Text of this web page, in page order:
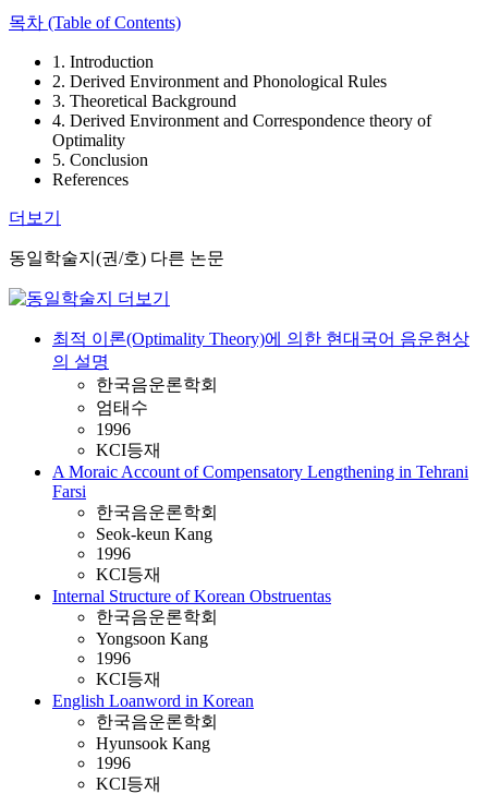
목차 (Table of Contents)
1. Introduction
2. Derived Environment and Phonological Rules
3. Theoretical Background
4. Derived Environment and Correspondence theory of
Optimality
5. Conclusion
References
더보기
동일학술지(권/호) 다른 논문
최적 이론(Optimality Theory)에 의한 현대국어 음운현상
의 설명
한국음운론학회
엄태수
1996
KCI등재
A Moraic Account of Compensatory Lengthening in Tehrani
Farsi
한국음운론학회
Seok-keun Kang
1996
KCI등재
Internal Structure of Korean Obstruentas
한국음운론학회
Yongsoon Kang
1996
KCI등재
English Loanword in Korean
한국음운론학회
Hyunsook Kang
1996
KCI등재